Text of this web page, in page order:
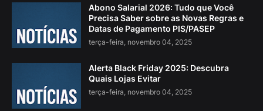
Abono Salarial 2026: Tudo que Você
Precisa Saber sobre as Novas Regras e
Datas de Pagamento PIS/PASEP
terça-feira, novembro 04, 2025
Alerta Black Friday 2025: Descubra
Quais Lojas Evitar
terça-feira, novembro 04, 2025